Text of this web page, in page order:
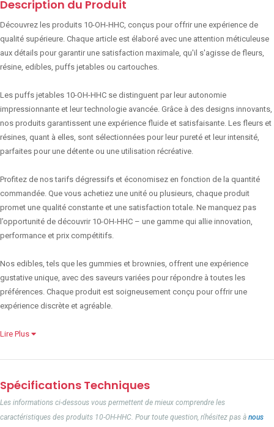
Description du Produit
Découvrez les produits 10-OH-HHC, conçus pour offrir une expérience de
qualité supérieure. Chaque article est élaboré avec une attention méticuleuse
aux détails pour garantir une satisfaction maximale, qu'il s'agisse de fleurs,
résine, edibles, puffs jetables ou cartouches.
Les puffs jetables 10-OH-HHC se distinguent par leur autonomie
impressionnante et leur technologie avancée. Grâce à des designs innovants,
nos produits garantissent une expérience fluide et satisfaisante. Les fleurs et
résines, quant à elles, sont sélectionnées pour leur pureté et leur intensité,
parfaites pour une détente ou une utilisation récréative.
Profitez de nos tarifs dégressifs et économisez en fonction de la quantité
commandée. Que vous achetiez une unité ou plusieurs, chaque produit
promet une qualité constante et une satisfaction totale. Ne manquez pas
l’opportunité de découvrir 10-OH-HHC – une gamme qui allie innovation,
performance et prix compétitifs.
Nos edibles, tels que les gummies et brownies, offrent une expérience
gustative unique, avec des saveurs variées pour répondre à toutes les
préférences. Chaque produit est soigneusement conçu pour offrir une
expérience discrète et agréable.
Lire Plus
Spécifications Techniques
Les informations ci-dessous vous permettent de mieux comprendre les
caractéristiques des produits 10-OH-HHC. Pour toute question, n'hésitez pas à nous